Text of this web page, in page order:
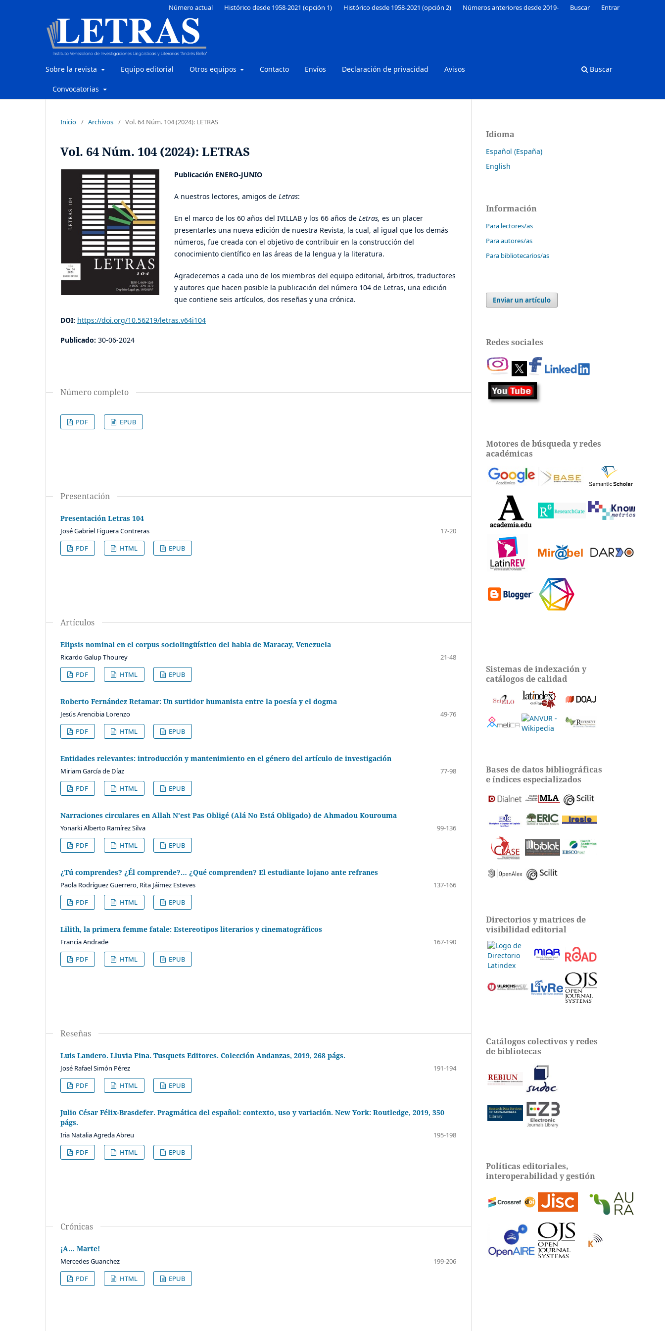
Sobre la revista Equipo editorial Otros equipos Contacto Envíos Declaración de privacidad Avisos
Convocatorias
Buscar
Número actual Histórico desde 1958-2021 (opción 1) Histórico desde 1958-2021 (opción 2) Números anteriores desde 2019- Buscar Entrar
Inicio / Archivos / Vol. 64 Núm. 104 (2024): LETRAS
Vol. 64 Núm. 104 (2024): LETRAS
Publicación ENERO-JUNIO
A nuestros lectores, amigos de Letras:
En el marco de los 60 años del IVILLAB y los 66 años de Letras, es un placer
presentarles una nueva edición de nuestra Revista, la cual, al igual que los demás
números, fue creada con el objetivo de contribuir en la construcción del
conocimiento científico en las áreas de la lengua y la literatura.
Agradecemos a cada uno de los miembros del equipo editorial, árbitros, traductores
y autores que hacen posible la publicación del número 104 de Letras, una edición
que contiene seis artículos, dos reseñas y una crónica.
DOI: https://doi.org/10.56219/letras.v64i104
Publicado: 30-06-2024
Número completo
PDF EPUB
Presentación
Presentación Letras 104
José Gabriel Figuera Contreras
17-20
PDF
HTML EPUB
Artículos
Elipsis nominal en el corpus sociolingüístico del habla de Maracay, Venezuela
Ricardo Galup Thourey
21-48
PDF
HTML EPUB
Roberto Fernández Retamar: Un surtidor humanista entre la poesía y el dogma
Jesús Arencibia Lorenzo
49-76
PDF
HTML EPUB
Entidades relevantes: introducción y mantenimiento en el género del artículo de investigación
Miriam García de Díaz
77-98
PDF
HTML EPUB
Narraciones circulares en Allah N’est Pas Obligé (Alá No Está Obligado) de Ahmadou Kourouma
Yonarki Alberto Ramírez Silva
99-136
PDF
HTML EPUB
¿Tú comprendes? ¿Él comprende?… ¿Qué comprenden? El estudiante lojano ante refranes
Paola Rodríguez Guerrero, Rita Jáimez Esteves
137-166
PDF
HTML EPUB
Lilith, la primera femme fatale: Estereotipos literarios y cinematográficos
Francia Andrade
167-190
PDF
HTML EPUB
Reseñas
Luis Landero. Lluvia Fina. Tusquets Editores. Colección Andanzas, 2019, 268 págs.
José Rafael Simón Pérez
191-194
PDF
HTML EPUB
Julio César Félix-Brasdefer. Pragmática del español: contexto, uso y variación. New York: Routledge, 2019, 350
págs.
Iria Natalia Agreda Abreu
195-198
PDF
HTML EPUB
Crónicas
¡A… Marte!
Mercedes Guanchez
199-206
PDF
HTML EPUB
Idioma
Español (España)
English
Información
Para lectores/as
Para autores/as
Para bibliotecarios/as
Enviar un artículo
Redes sociales
Motores de búsqueda y redes
académicas
Sistemas de indexación y
catálogos de calidad
Bases de datos bibliográficas
e índices especializados
Directorios y matrices de
visibilidad editorial
Catálogos colectivos y redes
de bibliotecas
Políticas editoriales,
interoperabilidad y gestión